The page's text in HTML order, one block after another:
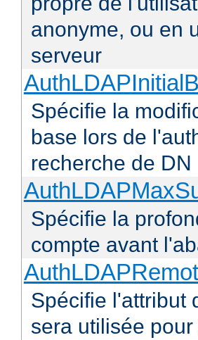
anonyme, ou en
serveur
Spécifie la
base lors de
recherche de DN
Spécifie la
compte avant
Spécifie l'attribut
sera utilisée